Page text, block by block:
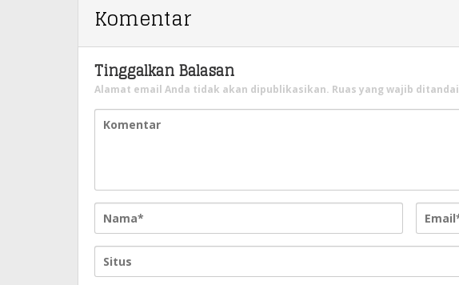
Komentar
Tinggalkan Balasan
Alamat email Anda tidak akan dipublikasikan. Ruas yang wajib ditandai